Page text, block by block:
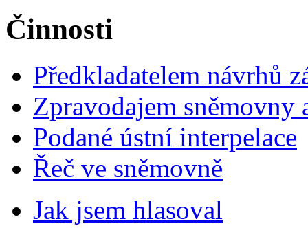
Činnosti
Předkladatelem návrhů
Zpravodajem
Podané ústní interpelace
Řeč ve sněmovně
Jak jsem hlasoval